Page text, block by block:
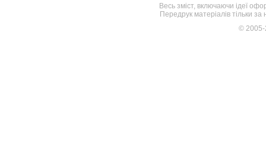
Весь зміст, включаючи ідеї
Передрук матеріалів тільки
©